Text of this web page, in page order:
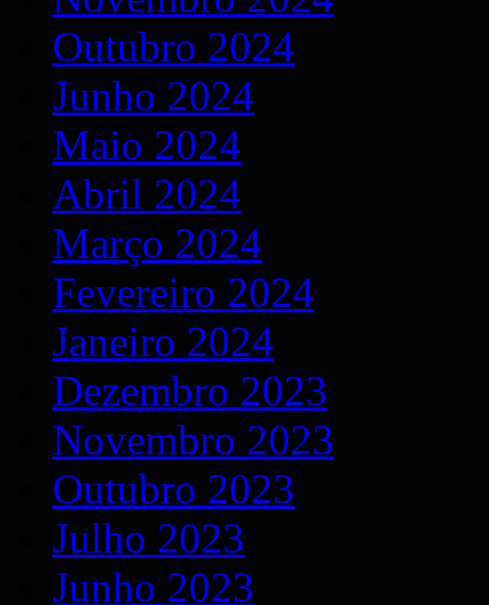
Outubro 2024
Junho 2024
Maio 2024
Abril 2024
Março 2024
Fevereiro 2024
Janeiro 2024
Dezembro 2023
Novembro 2023
Outubro 2023
Julho 2023
Junho 2023